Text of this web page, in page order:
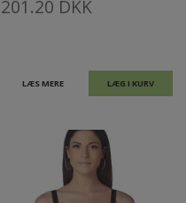
201.20 DKK
LÆS MERE LÆG I KURV